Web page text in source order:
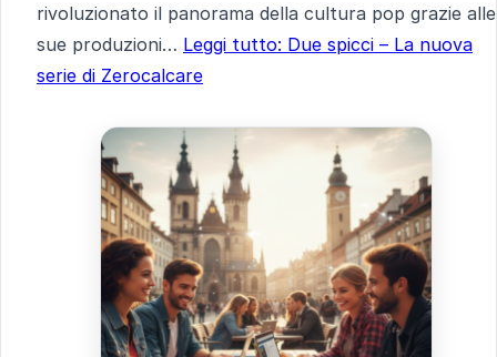
rivoluzionato il panorama della cultura pop grazie alle
sue produzioni… Leggi tutto: Due spicci – La nuova
serie di Zerocalcare